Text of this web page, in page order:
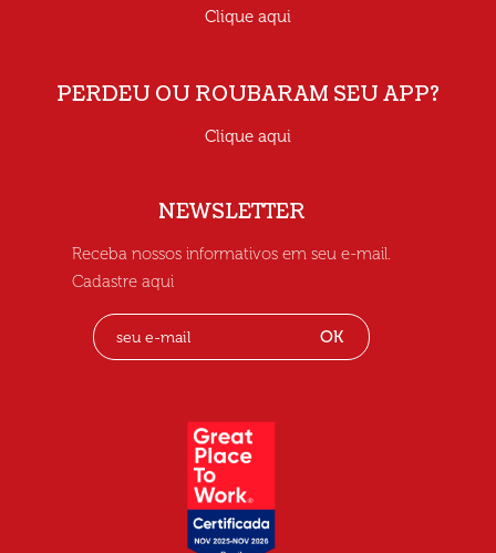
Clique aqui
PERDEU OU ROUBARAM SEU APP?
Clique aqui
NEWSLETTER
Receba nossos informativos em seu e-mail.
Cadastre aqui
OK